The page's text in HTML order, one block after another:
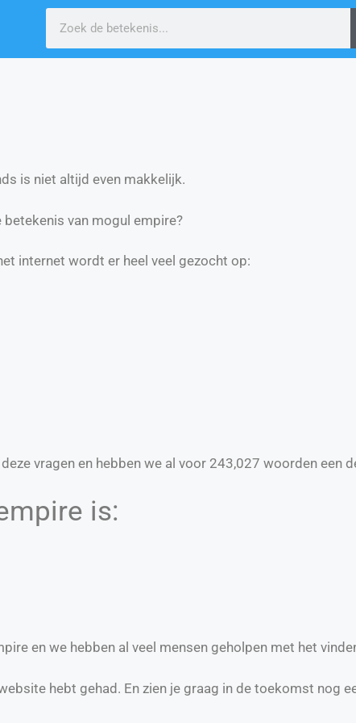
is niet altijd even makkelijk.
van mogul empire?
internet wordt er heel veel gezocht op:
vragen en hebben we al voor 243,027 woorden een
is:
en we hebben al veel mensen geholpen met het
hebt gehad. En zien je graag in de toekomst nog